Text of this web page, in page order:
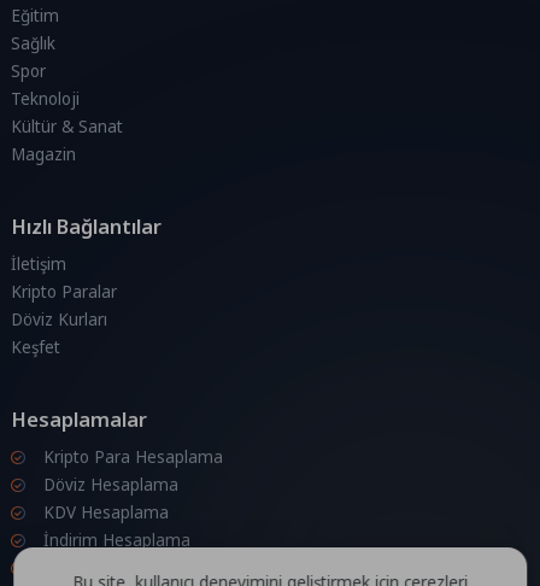
Eğitim
Sağlık
Spor
Teknoloji
Kültür & Sanat
Magazin
Hızlı Bağlantılar
İletişim
Kripto Paralar
Döviz Kurları
Keşfet
Hesaplamalar
Kripto Para Hesaplama
Döviz Hesaplama
KDV Hesaplama
İndirim Hesaplama